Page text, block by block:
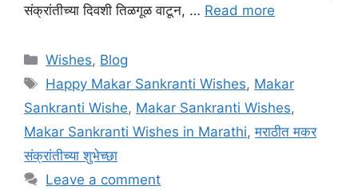
संक्रांतीच्या दिवशी तिळगूळ वाटून, … Read more
Categories
Wishes, Blog
Tags
Happy Makar Sankranti Wishes, Makar
Sankranti Wishe, Makar Sankranti Wishes,
Makar Sankranti Wishes in Marathi,मराठीत मकर
संक्रांतीच्या शुभेच्छा
Leave a comment